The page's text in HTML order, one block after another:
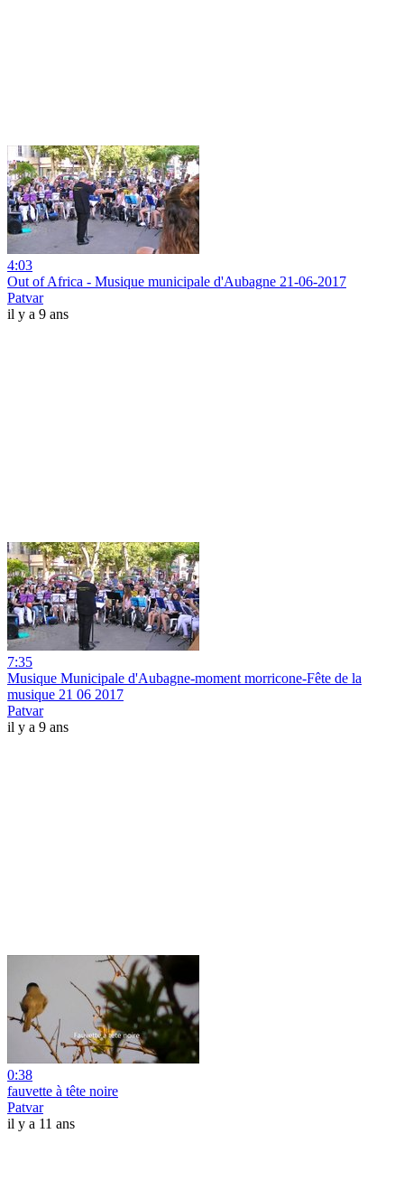
4:03
Out of Africa - Musique municipale d'Aubagne 21-06-2017
Patvar
il y a 9 ans
7:35
Musique Municipale d'Aubagne-moment morricone-Fête de la
musique 21 06 2017
Patvar
il y a 9 ans
0:38
fauvette à tête noire
Patvar
il y a 11 ans